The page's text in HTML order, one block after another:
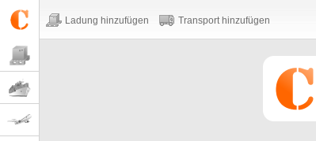
Ladung hinzufügen Transport hinzufügen